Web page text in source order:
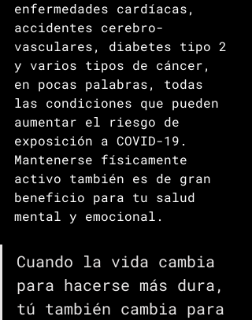
enfermedades cardíacas,
accidentes cerebro-
vasculares, diabetes tipo 2
y varios tipos de cáncer,
en pocas palabras, todas
las condiciones que pueden
aumentar el riesgo de
exposición a COVID-19.
Mantenerse físicamente
activo también es de gran
beneficio para tu salud
mental y emocional.
Cuando la vida cambia
para hacerse más dura,
tú también cambia para